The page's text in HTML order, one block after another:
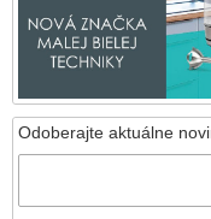
Odoberajte aktuálne